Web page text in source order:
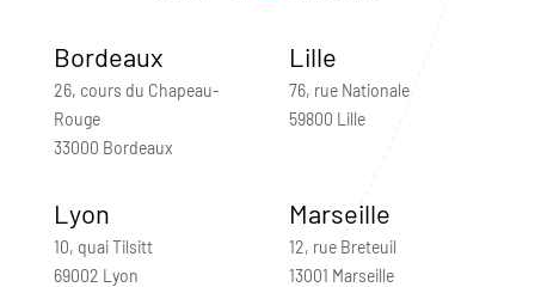
Bordeaux
26, cours du Chapeau-
Rouge
33000 Bordeaux
Lille
76, rue Nationale
59800 Lille
Lyon
10, quai Tilsitt
69002 Lyon
Marseille
12, rue Breteuil
13001 Marseille